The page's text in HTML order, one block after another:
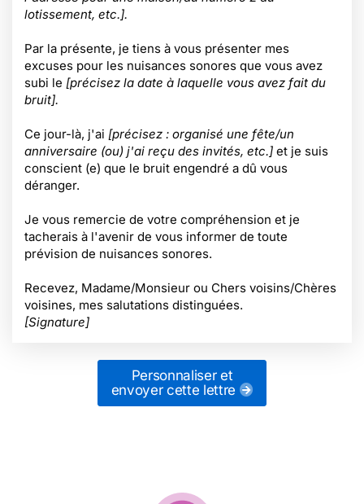
lotissement, etc.].
Par la présente, je tiens à vous présenter mes
excuses pour les nuisances sonores que vous avez
subi le [précisez la date à laquelle vous avez fait du
bruit].
Ce jour-là, j'ai [précisez : organisé une fête/un
anniversaire (ou) j'ai reçu des invités, etc.] et je suis
conscient (e) que le bruit engendré a dû vous
déranger.
Je vous remercie de votre compréhension et je
tacherais à l'avenir de vous informer de toute
prévision de nuisances sonores.
Recevez, Madame/Monsieur ou Chers voisins/Chères
voisines, mes salutations distinguées.
[Signature]
Personnaliser et
envoyer cette lettre